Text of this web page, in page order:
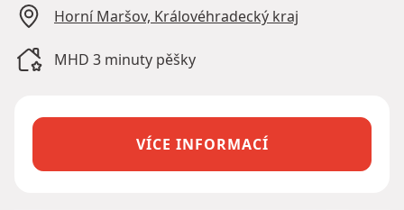
Horní Maršov, Královéhradecký kraj
MHD 3 minuty pěšky
VÍCE INFORMACÍ